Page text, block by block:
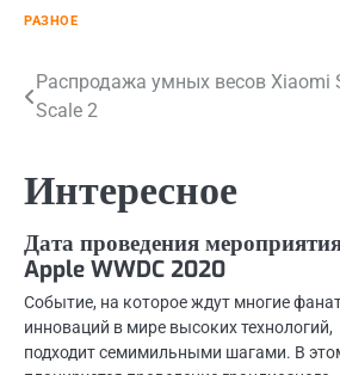
РАЗНОЕ
Навигация
записям
Распродажа умных весов Xiaomi
Scale 2
Интересное
Дата проведения
Apple WWDC 2020
Событие, на которое ждут многие
инноваций в мире высоких технологий,
подходит семимильными шагами. В